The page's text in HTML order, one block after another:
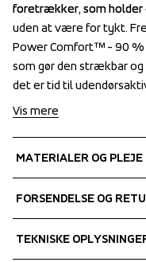
foretrækker, som holder
uden at være for tykt.
Power Comfort™ - 90 %
som gør den strækbar og
det er tid til
foretrækker, som holder
uden at være for tykt.
Power Comfort™ - 90 %
som gør den strækbar og
det er tid til
Vis mere
MATERIALER OG PLEJE
Shell fabric 1
Stretch
FORSENDELSE OG
over 450 DKK.
TEKNISKE